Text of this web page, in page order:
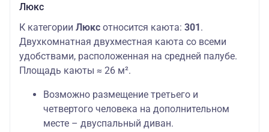
Люкс
К категории Люкс относится каюта: 301.
Двухкомнатная двухместная каюта со всеми
удобствами, расположенная на средней палубе.
Площадь каюты ≈ 26 м².
Возможно размещение третьего и
четвертого человека на дополнительном
месте – двуспальный диван.